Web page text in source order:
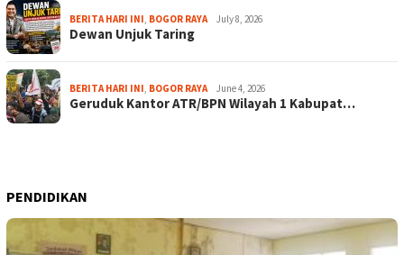
BERITA HARI INI, BOGOR RAYA July 8, 2026
Dewan Unjuk Taring
BERITA HARI INI, BOGOR RAYA June 4, 2026
Geruduk Kantor ATR/BPN Wilayah 1 Kabupat…
PENDIDIKAN